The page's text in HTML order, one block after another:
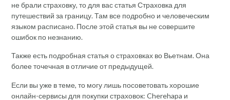
не брали страховку, то для вас статья Страховка для
путешествий за границу. Там все подробно и человеческим
языком расписано. После этой статья вы не совершите
ошибок по незнанию.
Также есть подробная статья о страховках во Вьетнам. Она
более точечная в отличие от предыдущей.
Если вы уже в теме, то могу лишь посоветовать хорошие
онлайн-сервисы для покупки страховок: Cherehapa и